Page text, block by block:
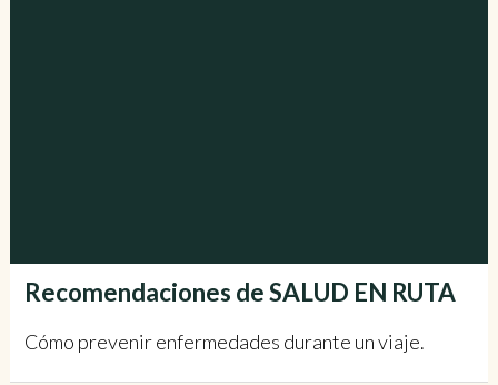
Recomendaciones de SALUD EN RUTA
Cómo prevenir enfermedades durante un viaje.